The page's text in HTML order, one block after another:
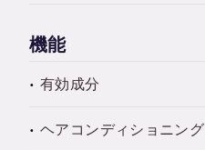
機能
有効成分
ヘアコンディショニング